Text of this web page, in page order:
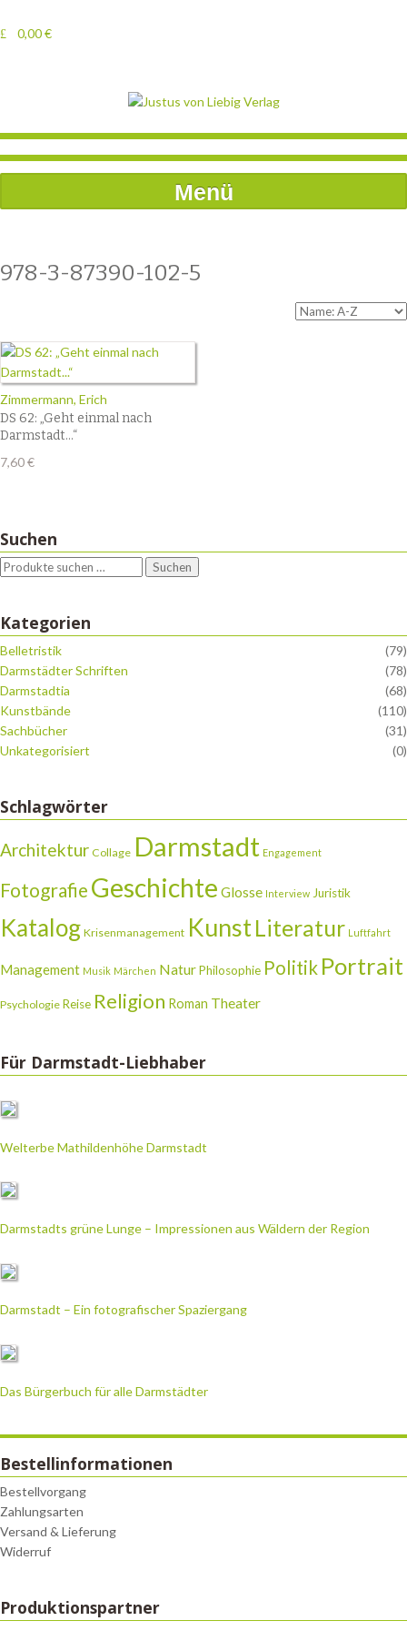
0,00€
Menü
978-3-87390-102-5
Zimmermann, Erich
DS 62: „Geht einmal nach
Darmstadt…“
7,60€
Suchen
Suchen
Kategorien
Belletristik
(79)
Darmstädter Schriften
(78)
Darmstadtia
(68)
Kunstbände
(110)
Sachbücher
(31)
Unkategorisiert
(0)
Schlagwörter
Architektur Collage Darmstadt Engagement
Fotografie Geschichte Glosse Interview Juristik
Katalog Krisenmanagement KunstLiteratur Luftfahrt
Management Musik Märchen NaturPhilosophie Politik Portrait
Psychologie Reise Religion Roman Theater
Für Darmstadt-Liebhaber
Welterbe Mathildenhöhe Darmstadt
Darmstadts grüne Lunge – Impressionen aus Wäldern der Region
Darmstadt – Ein fotografischer Spaziergang
Das Bürgerbuch für alle Darmstädter
Bestellinformationen
Bestellvorgang
Zahlungsarten
Versand & Lieferung
Widerruf
Produktionspartner